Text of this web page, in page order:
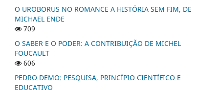
O UROBORUS NO ROMANCE A HISTÓRIA SEM FIM, DE
MICHAEL ENDE
709
O SABER E O PODER: A CONTRIBUIÇÃO DE MICHEL
FOUCAULT
606
PEDRO DEMO: PESQUISA, PRINCÍPIO CIENTÍFICO E
EDUCATIVO